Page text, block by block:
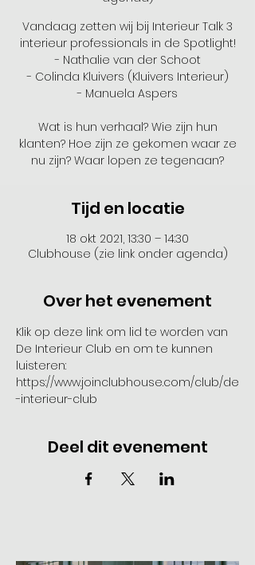
Vandaag zetten wij bij Interieur Talk 3
interieur professionals in de Spotlight!
- Nathalie van der Schoot
- Colinda Kluivers (Kluivers Interieur)
- Manuela Aspers
Wat is hun verhaal? Wie zijn hun
klanten? Hoe zijn ze gekomen waar ze
Tijd en locatie
18 okt 2021, 13:30 – 14:30
Clubhouse (zie link onder agenda)
Over het evenement
Klik op deze link om lid te worden van
De Interieur Club en om te kunnen
luisteren:
https://www.joinclubhouse.com/club/de
-interieur-club
Deel dit evenement